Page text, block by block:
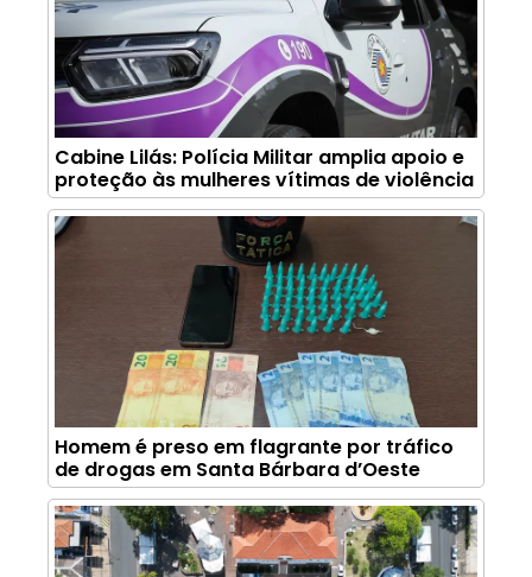
Cabine Lilás: Polícia Militar amplia apoio e
proteção às mulheres vítimas de violência
Homem é preso em flagrante por tráfico
de drogas em Santa Bárbara d’Oeste